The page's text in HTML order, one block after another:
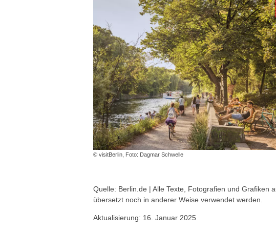
© visitBerlin, Foto: Dagmar Schwelle
Quelle: Berlin.de | Alle Texte, Fotografien und Grafiken
übersetzt noch in anderer Weise verwendet werden.
Aktualisierung: 16. Januar 2025